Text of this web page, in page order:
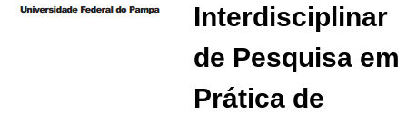
Interdisciplinar
de Pesquisa em
Prática de